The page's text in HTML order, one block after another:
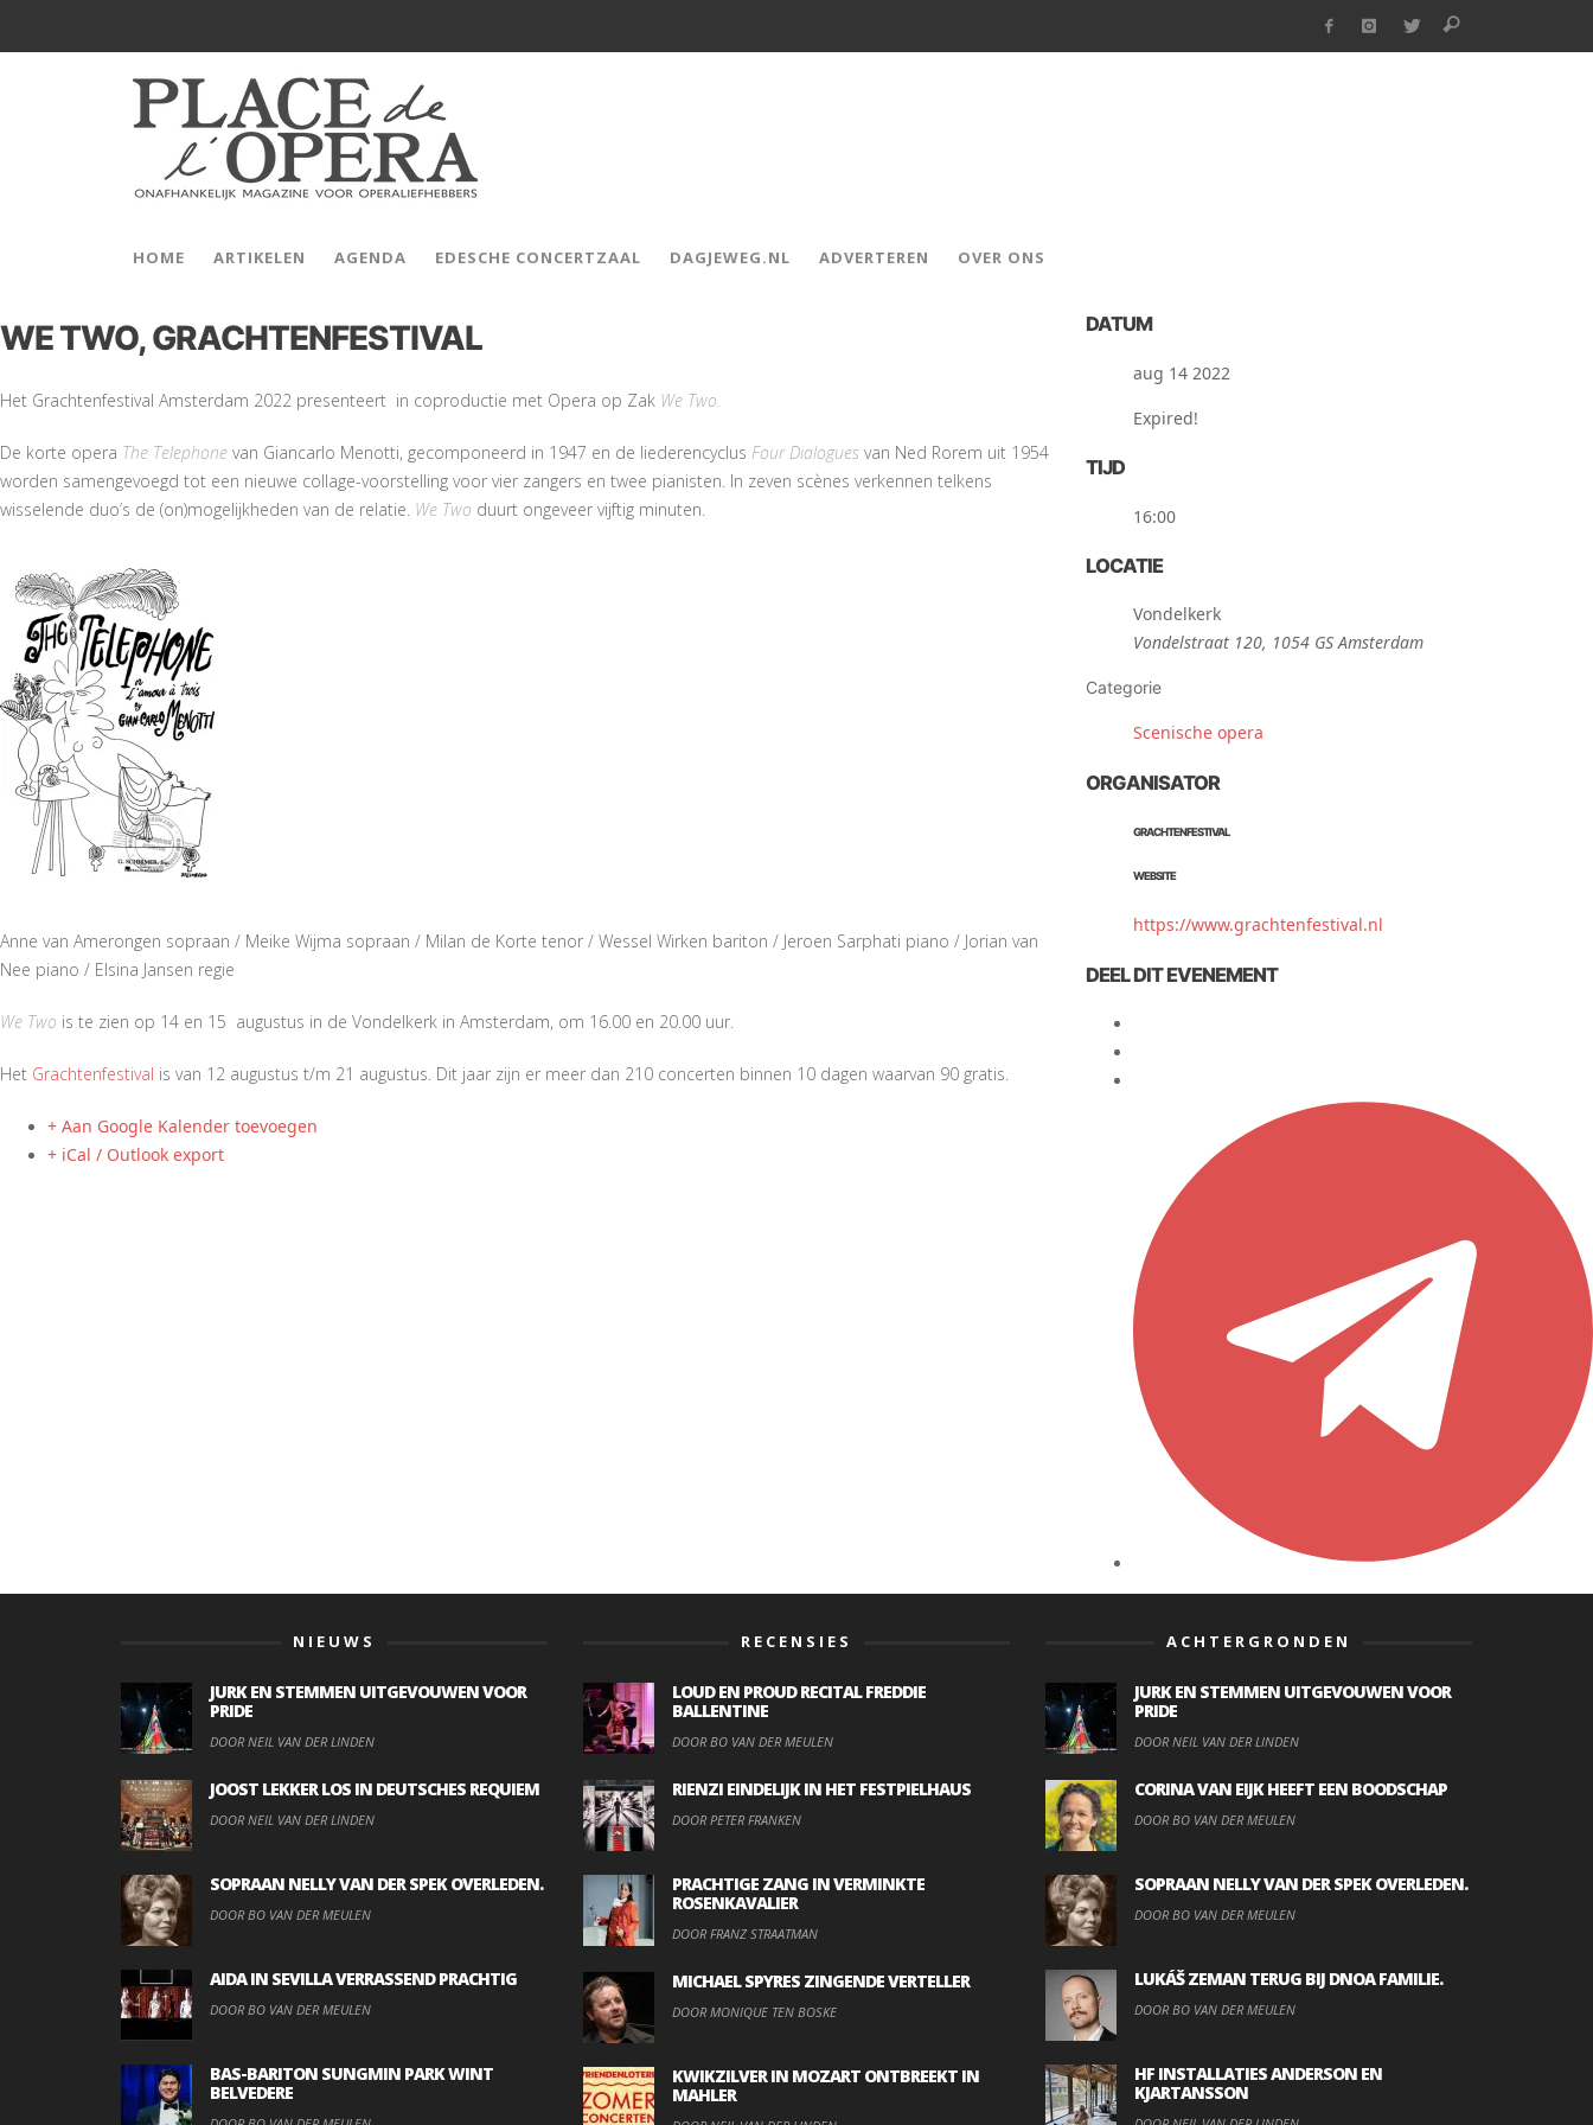
HOME ARTIKELEN AGENDA EDESCHE CONCERTZAAL DAGJEWEG.NL ADVERTEREN OVER ONS
WE TWO, GRACHTENFESTIVAL
Het Grachtenfestival Amsterdam 2022 presenteert in coproductie met Opera op Zak We Two.
De korte opera The Telephone van Giancarlo Menotti, gecomponeerd in 1947 en de liederencyclus Four Dialogues van Ned Rorem uit 1954
worden samengevoegd tot een nieuwe collage-voorstelling voor vier zangers en twee pianisten. In zeven scènes verkennen telkens
wisselende duo’s de (on)mogelijkheden van de relatie. We Two duurt ongeveer vijftig minuten.
Anne van Amerongen sopraan / Meike Wijma sopraan / Milan de Korte tenor / Wessel Wirken bariton / Jeroen Sarphati piano / Jorian van
Nee piano / Elsina Jansen regie
We Two is te zien op 14 en 15 augustus in de Vondelkerk in Amsterdam, om 16.00 en 20.00 uur.
Het Grachtenfestival is van 12 augustus t/m 21 augustus. Dit jaar zijn er meer dan 210 concerten binnen 10 dagen waarvan 90 gratis.
+ Aan Google Kalender toevoegen
+ iCal / Outlook export
DATUM
aug 14 2022
Expired!
TIJD
16:00
LOCATIE
Vondelkerk
Vondelstraat 120, 1054 GS Amsterdam
Categorie
Scenische opera
ORGANISATOR
GRACHTENFESTIVAL
WEBSITE
https://www.grachtenfestival.nl
DEEL DIT EVENEMENT
NIEUWS
JURK EN STEMMEN UITGEVOUWEN VOOR
PRIDE
DOOR NEIL VAN DER LINDEN
JOOST LEKKER LOS IN DEUTSCHES REQUIEM
DOOR NEIL VAN DER LINDEN
SOPRAAN NELLY VAN DER SPEK OVERLEDEN.
DOOR BO VAN DER MEULEN
AIDA IN SEVILLA VERRASSEND PRACHTIG
DOOR BO VAN DER MEULEN
BAS-BARITON SUNGMIN PARK WINT
BELVEDERE
RECENSIES
LOUD EN PROUD RECITAL FREDDIE
BALLENTINE
DOOR BO VAN DER MEULEN
RIENZI EINDELIJK IN HET FESTPIELHAUS
DOOR PETER FRANKEN
PRACHTIGE ZANG IN VERMINKTE
ROSENKAVALIER
DOOR FRANZ STRAATMAN
MICHAEL SPYRES ZINGENDE VERTELLER
DOOR MONIQUE TEN BOSKE
KWIKZILVER IN MOZART ONTBREEKT IN
MAHLER
ACHTERGRONDEN
JURK EN STEMMEN UITGEVOUWEN VOOR
PRIDE
DOOR NEIL VAN DER LINDEN
CORINA VAN EIJK HEEFT EEN BOODSCHAP
DOOR BO VAN DER MEULEN
SOPRAAN NELLY VAN DER SPEK OVERLEDEN.
DOOR BO VAN DER MEULEN
LUKÁŠ ZEMAN TERUG BIJ DNOA FAMILIE.
DOOR BO VAN DER MEULEN
HF INSTALLATIES ANDERSON EN
KJARTANSSON